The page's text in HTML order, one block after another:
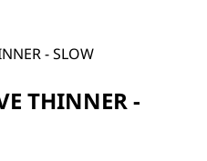
- SLOW
THINNER -